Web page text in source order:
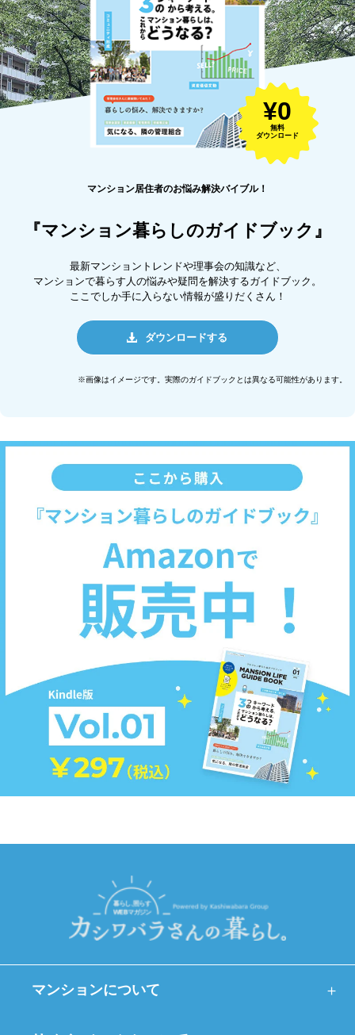
¥0
無料
ダウンロード
マンション居住者のお悩み解決バイブル！
『マンション暮らしのガイドブック』
最新マンショントレンドや理事会の知識など、
マンションで暮らす人の悩みや疑問を解決するガイドブック。
ここでしか手に入らない情報が盛りだくさん！
ダウンロードする
※画像はイメージです。実際のガイドブックとは異なる可能性があります。
マンションについて